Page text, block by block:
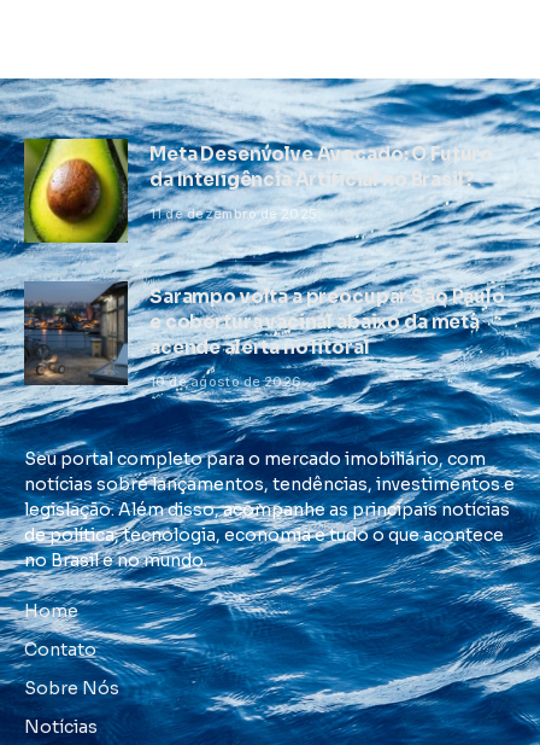
Meta Desenvolve Avocado: O Futuro
da Inteligência Artificial no Brasil?
11 de dezembro de 2025
Sarampo volta a preocupar São Paulo
e cobertura vacinal abaixo da meta
acende alerta no litoral
10 de agosto de 2026
Seu portal completo para o mercado imobiliário, com
notícias sobre lançamentos, tendências, investimentos e
legislação. Além disso, acompanhe as principais notícias
de política, tecnologia, economia e tudo o que acontece
no Brasil e no mundo.
Home
Contato
Sobre Nós
Notícias